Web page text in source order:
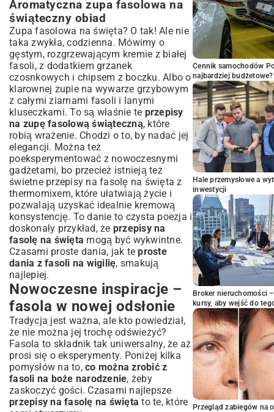
Aromatyczna zupa fasolowa na
świąteczny obiad
Zupa fasolowa na święta? O tak! Ale nie
taka zwykła, codzienna. Mówimy o
gęstym, rozgrzewającym kremie z białej
fasoli, z dodatkiem grzanek
czosnkowych i chipsem z boczku. Albo o
klarownej zupie na wywarze grzybowym
z całymi ziarnami fasoli i lanymi
kluseczkami. To są właśnie te przepisy
na zupę fasolową świąteczną, które
robią wrażenie. Chodzi o to, by nadać jej
elegancji. Można też
poeksperymentować z nowoczesnymi
gadżetami, bo przecież istnieją też
świetne przepisy na fasolę na święta z
thermomixem, które ułatwiają życie i
pozwalają uzyskać idealnie kremową
konsystencję. To danie to czysta poezja i
doskonały przykład, że przepisy na
fasolę na święta mogą być wykwintne.
Czasami proste dania, jak teproste
dania z fasoli na wigilię, smakują
najlepiej.
Nowoczesne inspiracje –
fasola w nowej odsłonie
Tradycja jest ważna, ale kto powiedział,
że nie można jej trochę odświeżyć?
Fasola to składnik tak uniwersalny, że aż
prosi się o eksperymenty. Poniżej kilka
pomysłów na to, co można zrobić z
fasoli na boże narodzenie, żeby
zaskoczyć gości. Czasami najlepsze
przepisy na fasolę na święta to te, które
Cennik samochodów
najbardziej budżetowe?
Hale przemysłowe a
inwestycji
Broker nieruchomości
kursy, aby wejść do
Przegląd zabiegów na